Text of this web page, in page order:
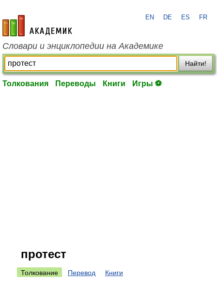
academic.ru
EN DE ES FR
Словари и энциклопедии на Академике
Найти!
Толкования Переводы Книги Игры ⚽
протест
Толкование Перевод Книги